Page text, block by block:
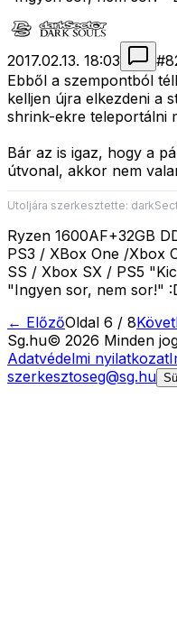
2017.02.13. 18:03 #
Ebből a szempontból
kelljen újra elkezdeni a
shrink-ekre teleportálni
Bár az is igaz, hogy a
útvonal, akkor nem
Utoljára szerkesztette:
Ryzen 1600AF+32GB
PS3 / XBox One /Xbox
SS / Xbox SX / PS5
"Ingyen sor, nem sor!"
← ElőzőOldal 6 / 8
Sg.hu© 2026 Minden
Adatvédelmi nyilatkozat
szerkesztoseg@sg.hu